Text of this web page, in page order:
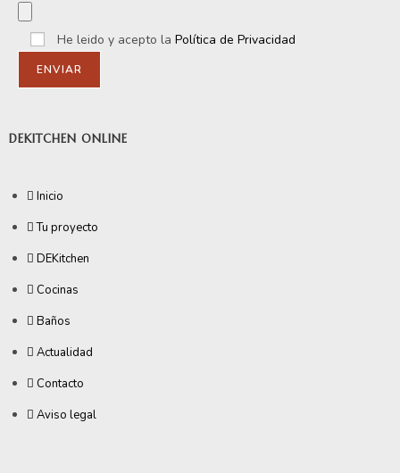
He leido y acepto la Política de Privacidad
DEKITCHEN ONLINE
Inicio
Tu proyecto
DEKitchen
Cocinas
Baños
Actualidad
Contacto
Aviso legal